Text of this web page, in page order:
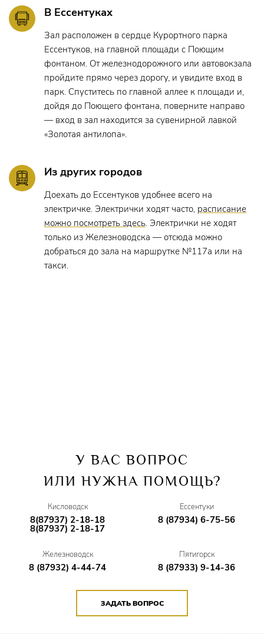
В июле 2020 года выпустил свой первый сингл «A
Zingara», кавер-версию песни группы Osanna,
соучредителем которой является его брат.
В октябре 2020 года выпустил сингл «I Don't Feel Like You»,
написанный в сотрудничестве с Филиппом Леоном и
Самантой Дагнино.
В марте 2021 года выпустил кавер-версию песни Питера
Гэбриэла «Red Rain», которая имела большой успех в
В сентябре 2021 года выпустил сингл «Change the World» с
участием Андреа Саннино и актера Джанни Паризи.
В феврале 2022 года выпустил альбом «Memory-Vison-
В июне 2022 года выпустил мини-альбом «Universe»,
состоящий из 4 инструментальных треков.
многочисленных концертах и мероприятиях, привнося на
сцену свою фирменную энергию и страсть.
В Ессентуках
Зал расположен в сердце Курортного парка
Ессентуков, на главной площади с Поющим
фонтаном. От железнодорожного или автовокзала
пройдите прямо через дорогу, и увидите вход в
парк. Спуститесь по главной аллее к площади и,
дойдя до Поющего фонтана, поверните направо
— вход в зал находится за сувенирной лавкой
«Золотая антилопа».
Из других городов
Доехать до Ессентуков удобнее всего на
электричке. Электрички ходят часто, расписание
можно посмотреть здесь. Электрички не ходят
только из Железноводска — отсюда можно
добраться до зала на маршрутке №117а или на
такси.
У ВАС ВОПРОС
ИЛИ НУЖНА ПОМОЩЬ?
Кисловодск
8(87937) 2-18-18
8(87937) 2-18-17
Ессентуки
8 (87934) 6-75-56
Железноводск
8 (87932) 4-44-74
Пятигорск
8 (87933) 9-14-36
ЗАДАТЬ ВОПРОС